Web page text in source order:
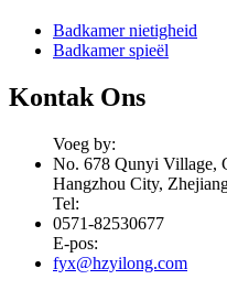
Badkamer nietigheid
Badkamer spieël
Kontak Ons
Voeg by:
No. 678 Qunyi Village,
Hangzhou City,
Tel:
0571-82530677
E-pos:
fyx@hzyilong.com